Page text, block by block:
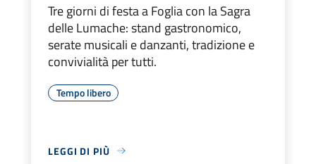
Tre giorni di festa a Foglia con la Sagra
delle Lumache: stand gastronomico,
serate musicali e danzanti, tradizione e
convivialità per tutti.
Tempo libero
LEGGI DI PIÙ